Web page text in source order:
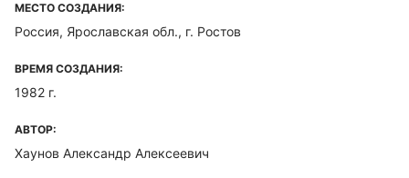
МЕСТО СОЗДАНИЯ:
Россия, Ярославская обл., г. Ростов
ВРЕМЯ СОЗДАНИЯ:
1982 г.
АВТОР:
Хаунов Александр Алексеевич